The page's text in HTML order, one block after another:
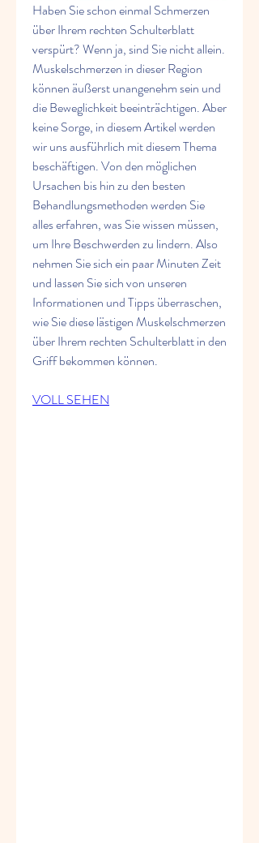
Haben Sie schon einmal Schmerzen
über Ihrem rechten Schulterblatt
verspürt? Wenn ja, sind Sie nicht allein.
Muskelschmerzen in dieser Region
können äußerst unangenehm sein und
die Beweglichkeit beeinträchtigen. Aber
keine Sorge, in diesem Artikel werden
wir uns ausführlich mit diesem Thema
beschäftigen. Von den möglichen
Ursachen bis hin zu den besten
Behandlungsmethoden werden Sie
alles erfahren, was Sie wissen müssen,
um Ihre Beschwerden zu lindern. Also
nehmen Sie sich ein paar Minuten Zeit
und lassen Sie sich von unseren
Informationen und Tipps überraschen,
wie Sie diese lästigen Muskelschmerzen
über Ihrem rechten Schulterblatt in den
Griff bekommen können.
VOLL SEHEN